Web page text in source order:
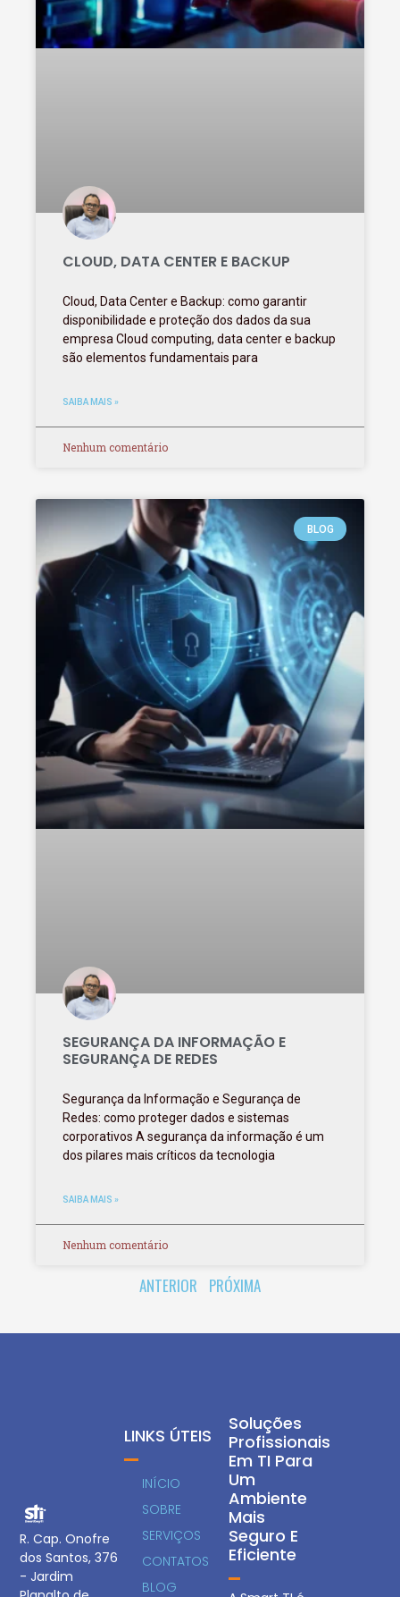
CLOUD, DATA CENTER E BACKUP
Cloud, Data Center e Backup: como garantir
disponibilidade e proteção dos dados da sua
empresa Cloud computing, data center e backup
são elementos fundamentais para
SAIBA MAIS »
Nenhum comentário
BLOG
SEGURANÇA DA INFORMAÇÃO E
SEGURANÇA DE REDES
Segurança da Informação e Segurança de
Redes: como proteger dados e sistemas
corporativos A segurança da informação é um
dos pilares mais críticos da tecnologia
SAIBA MAIS »
Nenhum comentário
ANTERIOR PRÓXIMA
R. Cap. Onofre
dos Santos, 376
- Jardim
Soluções
Profissionais
Em TI Para
Um
Ambiente
Mais
Seguro E
Eficiente
LINKS ÚTEIS
INÍCIO
SOBRE
SERVIÇOS
CONTATOS
BLOG